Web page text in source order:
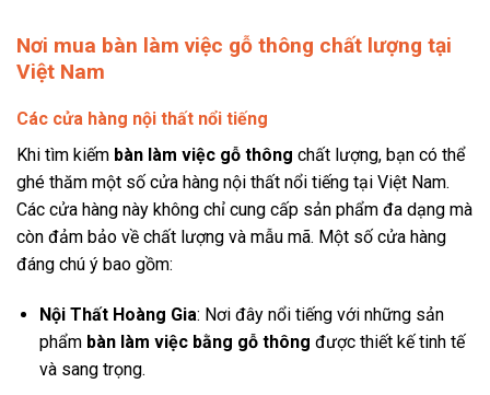
Nơi mua bàn làm việc gỗ thông chất lượng tại
Việt Nam
Các cửa hàng nội thất nổi tiếng
Khi tìm kiếm bàn làm việc gỗ thông chất lượng, bạn có thể
ghé thăm một số cửa hàng nội thất nổi tiếng tại Việt Nam.
Các cửa hàng này không chỉ cung cấp sản phẩm đa dạng mà
còn đảm bảo về chất lượng và mẫu mã. Một số cửa hàng
đáng chú ý bao gồm:
Nội Thất Hoàng Gia: Nơi đây nổi tiếng với những sản
phẩm bàn làm việc bằng gỗ thông được thiết kế tinh tế
và sang trọng.